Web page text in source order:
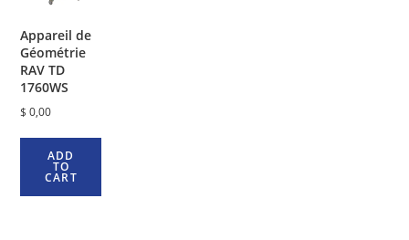
Appareil de
Géométrie
RAV TD
1760WS
$ 0,00
ADD
TO
CART